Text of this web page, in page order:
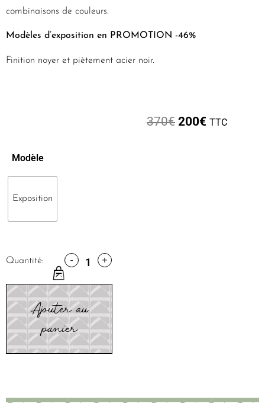
combinaisons de couleurs.
Modèles d’exposition en PROMOTION -46%
Finition noyer et piètement acier noir.
370€ 200€ TTC
Modèle
Exposition
Quantité: - +
Ajouter au
panier